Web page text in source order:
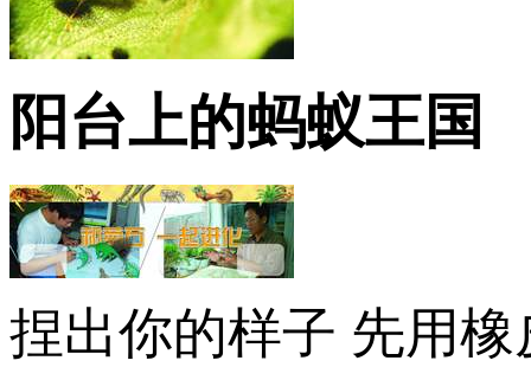
阳台上的蚂蚁王国
捏出你的样子 先用